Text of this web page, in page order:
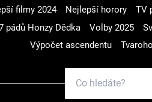
filmy 2024 Nejlepší horory TV
pádů Honzy Dědka Volby 2025
Výpočet ascendentu